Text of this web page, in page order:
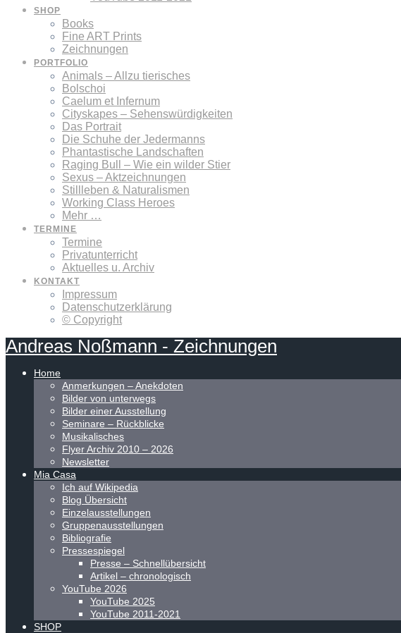
SHOP
Books
Fine ART Prints
Zeichnungen
PORTFOLIO
Animals – Allzu tierisches
Bolschoi
Caelum et Infernum
Cityskapes – Sehenswürdigkeiten
Das Portrait
Die Schuhe der Jedermanns
Phantastische Landschaften
Raging Bull – Wie ein wilder Stier
Sexus – Aktzeichnungen
Stillleben & Naturalismen
Working Class Heroes
Mehr …
TERMINE
Termine
Privatunterricht
Aktuelles u. Archiv
KONTAKT
Impressum
Datenschutzerklärung
© Copyright
Andreas Noßmann - Zeichnungen
Home
Anmerkungen – Anekdoten
Bilder von unterwegs
Bilder einer Ausstellung
Seminare – Rückblicke
Musikalisches
Flyer Archiv 2010 – 2026
Newsletter
Mia Casa
Ich auf Wikipedia
Blog Übersicht
Einzelausstellungen
Gruppenausstellungen
Bibliografie
Pressespiegel
Presse – Schnellübersicht
Artikel – chronologisch
YouTube 2026
YouTube 2025
YouTube 2011-2021
SHOP